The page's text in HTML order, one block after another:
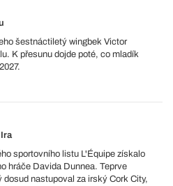
šestnáctiletý wingbek Victor
K přesunu dojde poté, co mladík
sportovního listu L'Équipe získalo
hráče Davida Dunnea. Teprve
nastupoval za irský Cork City,